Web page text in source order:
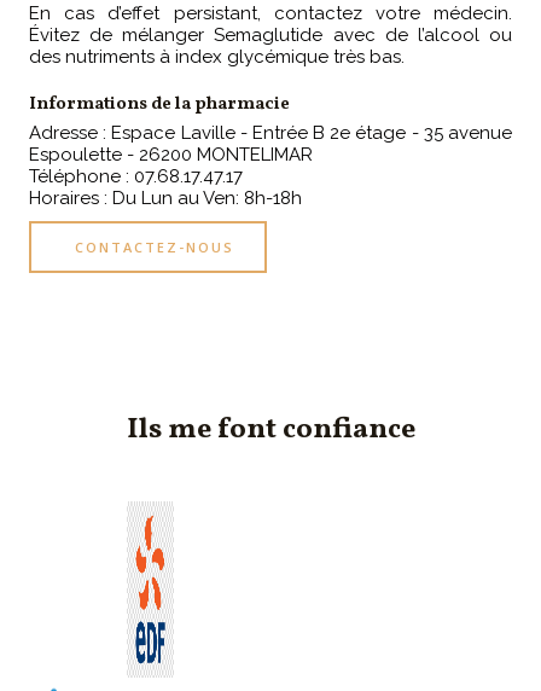
En cas d’effet persistant, contactez votre médecin.
Évitez de mélanger Semaglutide avec de l’alcool ou
des nutriments à index glycémique très bas.
Informations de la pharmacie
Adresse : Espace Laville - Entrée B 2e étage - 35 avenue
Espoulette - 26200 MONTELIMAR
Téléphone : 07.68.17.47.17
Horaires : Du Lun au Ven: 8h-18h
CONTACTEZ-NOUS
Ils me font confiance